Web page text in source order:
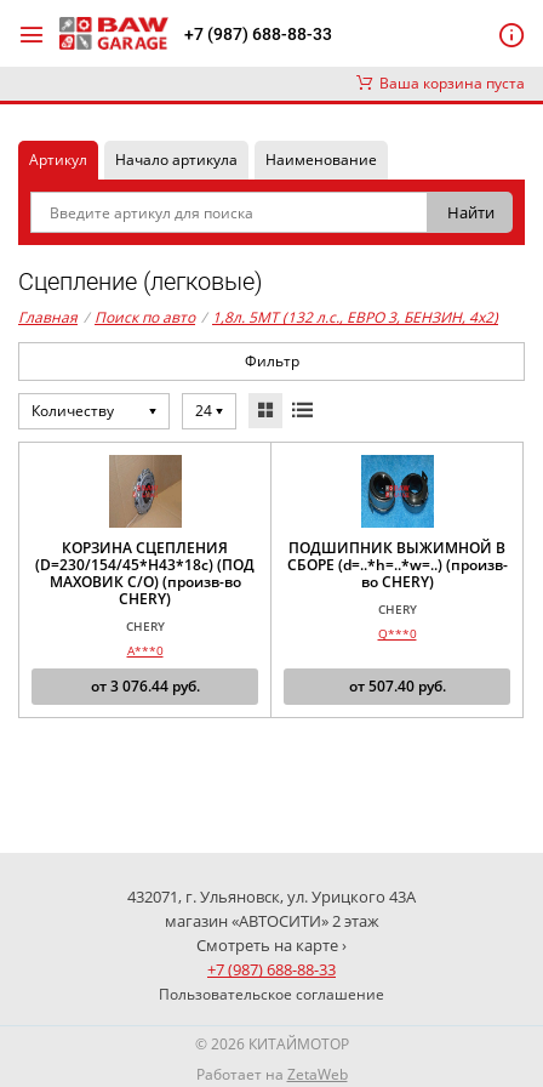
+7 (987) 688-88-33
Ваша корзина пуста
Артикул Начало артикула Наименование
Сцепление (легковые)
Главная / Поиск по авто / 1,8л. 5MT (132 л.с., ЕВРО 3, БЕНЗИН, 4x2)
Фильтр
Количеству 24
КОРЗИНА СЦЕПЛЕНИЯ
(D=230/154/45*H43*18с) (ПОД
МАХОВИК С/О) (произв-во
CHERY)
CHERY
A***0
от3 076.44руб.
ПОДШИПНИК ВЫЖИМНОЙ В
СБОРЕ (d=..*h=..*w=..) (произв-
во CHERY)
CHERY
Q***0
от507.40руб.
432071, г. Ульяновск, ул. Урицкого 43А
магазин «АВТОСИТИ» 2 этаж
Смотреть на карте ›
+7 (987) 688-88-33
Пользовательское соглашение
© 2026 КИТАЙМОТОР
Работает на ZetaWeb